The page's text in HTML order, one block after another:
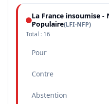
La France insoumise -
Populaire(LFI-NFP)
Total : 16
Pour
Contre
Abstention